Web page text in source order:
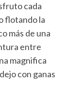
cada
flotando la
más de una
entre
magnifica
con ganas